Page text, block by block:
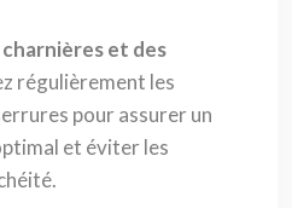
et des
régulièrement les
pour assurer un
et éviter les